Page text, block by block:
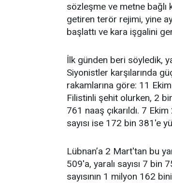
sözleşme ve metne
getiren terör rejimi, yine
başlattı ve kara işgalini
İlk günden beri söyledik,
Siyonistler karşılarında
rakamlarına göre: 11
Filistinli şehit olurken, 2
761 naaş çıkarıldı. 7
sayısı ise 172 bin 381'e
Lübnan’a 2 Mart'tan bu
509'a, yaralı sayısı 7 bin
sayısının 1 milyon 162